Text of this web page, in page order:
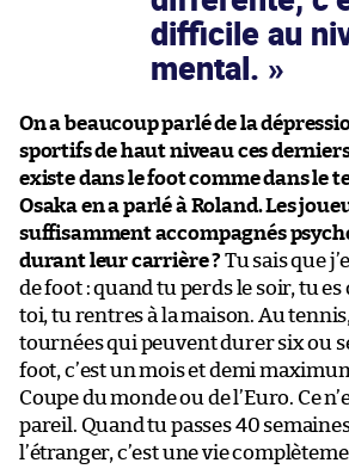
difficile au
mental.
On a beaucoup parlé de la
sportifs de haut niveau ces
existe dans le foot comme dans le
Osaka en a parlé à Roland. Les
suffisamment accompagnés
durant leur carrière ? Tu sais que
de foot : quand tu perds le soir, tu
toi, tu rentres à la maison. Au
tournées qui peuvent durer six ou
foot, c’est un mois et demi
Coupe du monde ou de l’Euro. Ce
pareil. Quand tu passes 40
l’étranger, c’est une vie